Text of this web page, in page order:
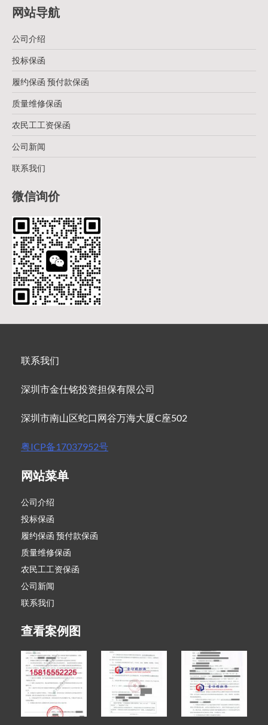
网站导航
公司介绍
投标保函
履约保函 预付款保函
质量维修保函
农民工工资保函
公司新闻
联系我们
微信询价
联系我们
深圳市金仕铭投资担保有限公司
深圳市南山区蛇口网谷万海大厦C座502
粤ICP备17037952号
网站菜单
公司介绍
投标保函
履约保函 预付款保函
质量维修保函
农民工工资保函
公司新闻
联系我们
查看案例图